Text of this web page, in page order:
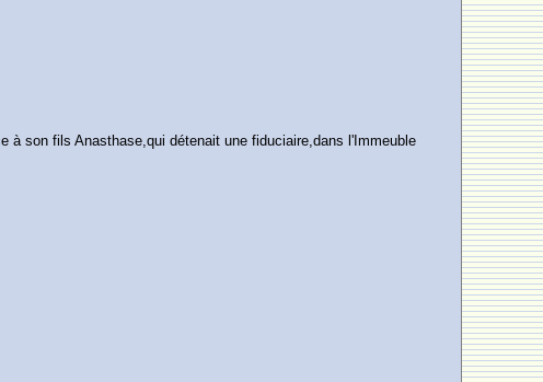
à son fils Anasthase,qui détenait une fiduciaire,dans l'Immeuble